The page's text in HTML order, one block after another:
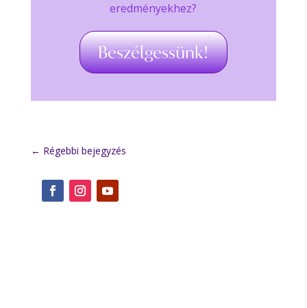
eredményekhez?
Beszélgessünk!
← Régebbi bejegyzés